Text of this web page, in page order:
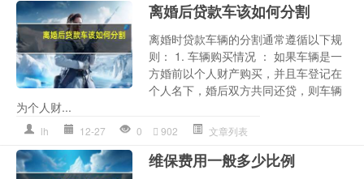
离婚后贷款车该如何分割
离婚时贷款车辆的分割通常遵循以下规
则： 1. 车辆购买情况 ： 如果车辆是一
方婚前以个人财产购买，并且车登记在
个人名下，婚后双方共同还贷，则车辆
为个人财...
lh 12-27 0 902 文章列表
维保费用一般多少比例